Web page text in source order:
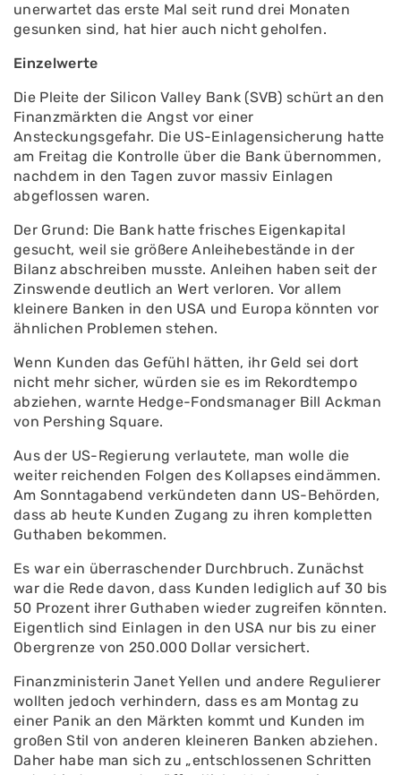
unerwartet das erste Mal seit rund drei Monaten
gesunken sind, hat hier auch nicht geholfen.
Einzelwerte
Die Pleite der Silicon Valley Bank (SVB) schürt an den
Finanzmärkten die Angst vor einer
Ansteckungsgefahr. Die US-Einlagensicherung hatte
am Freitag die Kontrolle über die Bank übernommen,
nachdem in den Tagen zuvor massiv Einlagen
abgeflossen waren.
Der Grund: Die Bank hatte frisches Eigenkapital
gesucht, weil sie größere Anleihebestände in der
Bilanz abschreiben musste. Anleihen haben seit der
Zinswende deutlich an Wert verloren. Vor allem
kleinere Banken in den USA und Europa könnten vor
ähnlichen Problemen stehen.
Wenn Kunden das Gefühl hätten, ihr Geld sei dort
nicht mehr sicher, würden sie es im Rekordtempo
abziehen, warnte Hedge-Fondsmanager Bill Ackman
von Pershing Square.
Aus der US-Regierung verlautete, man wolle die
weiter reichenden Folgen des Kollapses eindämmen.
Am Sonntagabend verkündeten dann US-Behörden,
dass ab heute Kunden Zugang zu ihren kompletten
Guthaben bekommen.
Es war ein überraschender Durchbruch. Zunächst
war die Rede davon, dass Kunden lediglich auf 30 bis
50 Prozent ihrer Guthaben wieder zugreifen könnten.
Eigentlich sind Einlagen in den USA nur bis zu einer
Obergrenze von 250.000 Dollar versichert.
Finanzministerin Janet Yellen und andere Regulierer
wollten jedoch verhindern, dass es am Montag zu
einer Panik an den Märkten kommt und Kunden im
großen Stil von anderen kleineren Banken abziehen.
Daher habe man sich zu „entschlossenen Schritten